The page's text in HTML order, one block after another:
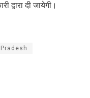
द्वारा दी जायेगी।